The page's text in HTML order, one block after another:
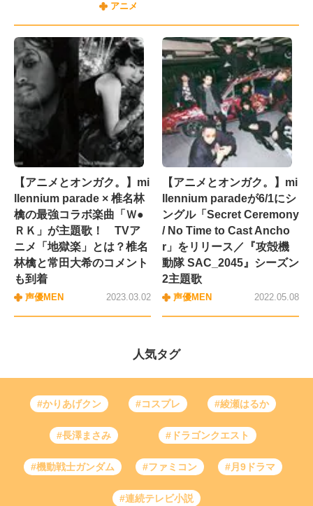
アニメ
【アニメとオンガク。】mi
llennium parade × 椎名林
檎の最強コラボ楽曲「Ｗ●
ＲＫ」が主題歌！ TVア
ニメ「地獄楽」とは？椎名
林檎と常田大希のコメント
も到着
声優MEN 2023.03.02
【アニメとオンガク。】mi
llennium paradeが6/1にシ
ングル「Secret Ceremony
/ No Time to Cast Ancho
r」をリリース／『攻殻機
動隊 SAC_2045』シーズン
2主題歌
声優MEN 2022.05.08
人気タグ
#かりあげクン #コスプレ #綾瀬はるか
#長澤まさみ #ドラゴンクエスト
#機動戦士ガンダム #ファミコン #月9ドラマ
#連続テレビ小説